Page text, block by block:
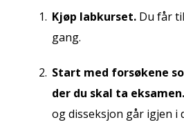
Kjøp labkurset. Du får
gang.
Start med forsøkene
der du skal ta eksamen.
og disseksjon går igjen i